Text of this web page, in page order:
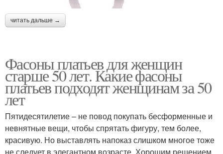
читать дальше →
Фасоны платьев для женщин
старше 50 лет. Какие фасоны
платьев подходят женщинам за 50
лет
Пятидесятилетие – не повод покупать бесформенные и
невнятные вещи, чтобы спрятать фигуру, тем более,
красивую. Но выставлять напоказ слишком многое тоже
не следует в элегантном возрасте. Хорошим решением